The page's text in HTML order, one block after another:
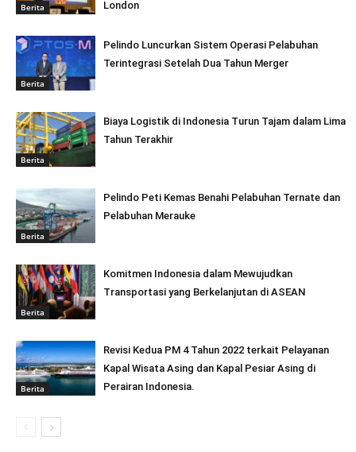
Berita
London
Berita
Pelindo Luncurkan Sistem Operasi Pelabuhan
Terintegrasi Setelah Dua Tahun Merger
Berita
Biaya Logistik di Indonesia Turun Tajam dalam Lima
Tahun Terakhir
Berita
Pelindo Peti Kemas Benahi Pelabuhan Ternate dan
Pelabuhan Merauke
Berita
Komitmen Indonesia dalam Mewujudkan
Transportasi yang Berkelanjutan di ASEAN
Berita
Revisi Kedua PM 4 Tahun 2022 terkait Pelayanan
Kapal Wisata Asing dan Kapal Pesiar Asing di
Perairan Indonesia.